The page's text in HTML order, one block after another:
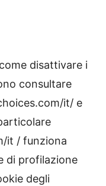
disattivare i
consultare
it/ e
it / funziona
di profilazione
degli